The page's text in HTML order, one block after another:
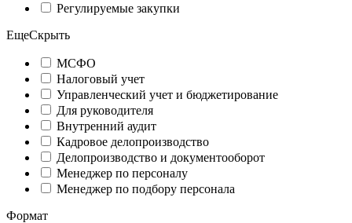
Регулируемые закупки
ЕщеСкрыть
МСФО
Налоговый учет
Управленческий учет и бюджетирование
Для руководителя
Внутренний аудит
Кадровое делопроизводство
Делопроизводство и документооборот
Менеджер по персоналу
Менеджер по подбору персонала
Формат